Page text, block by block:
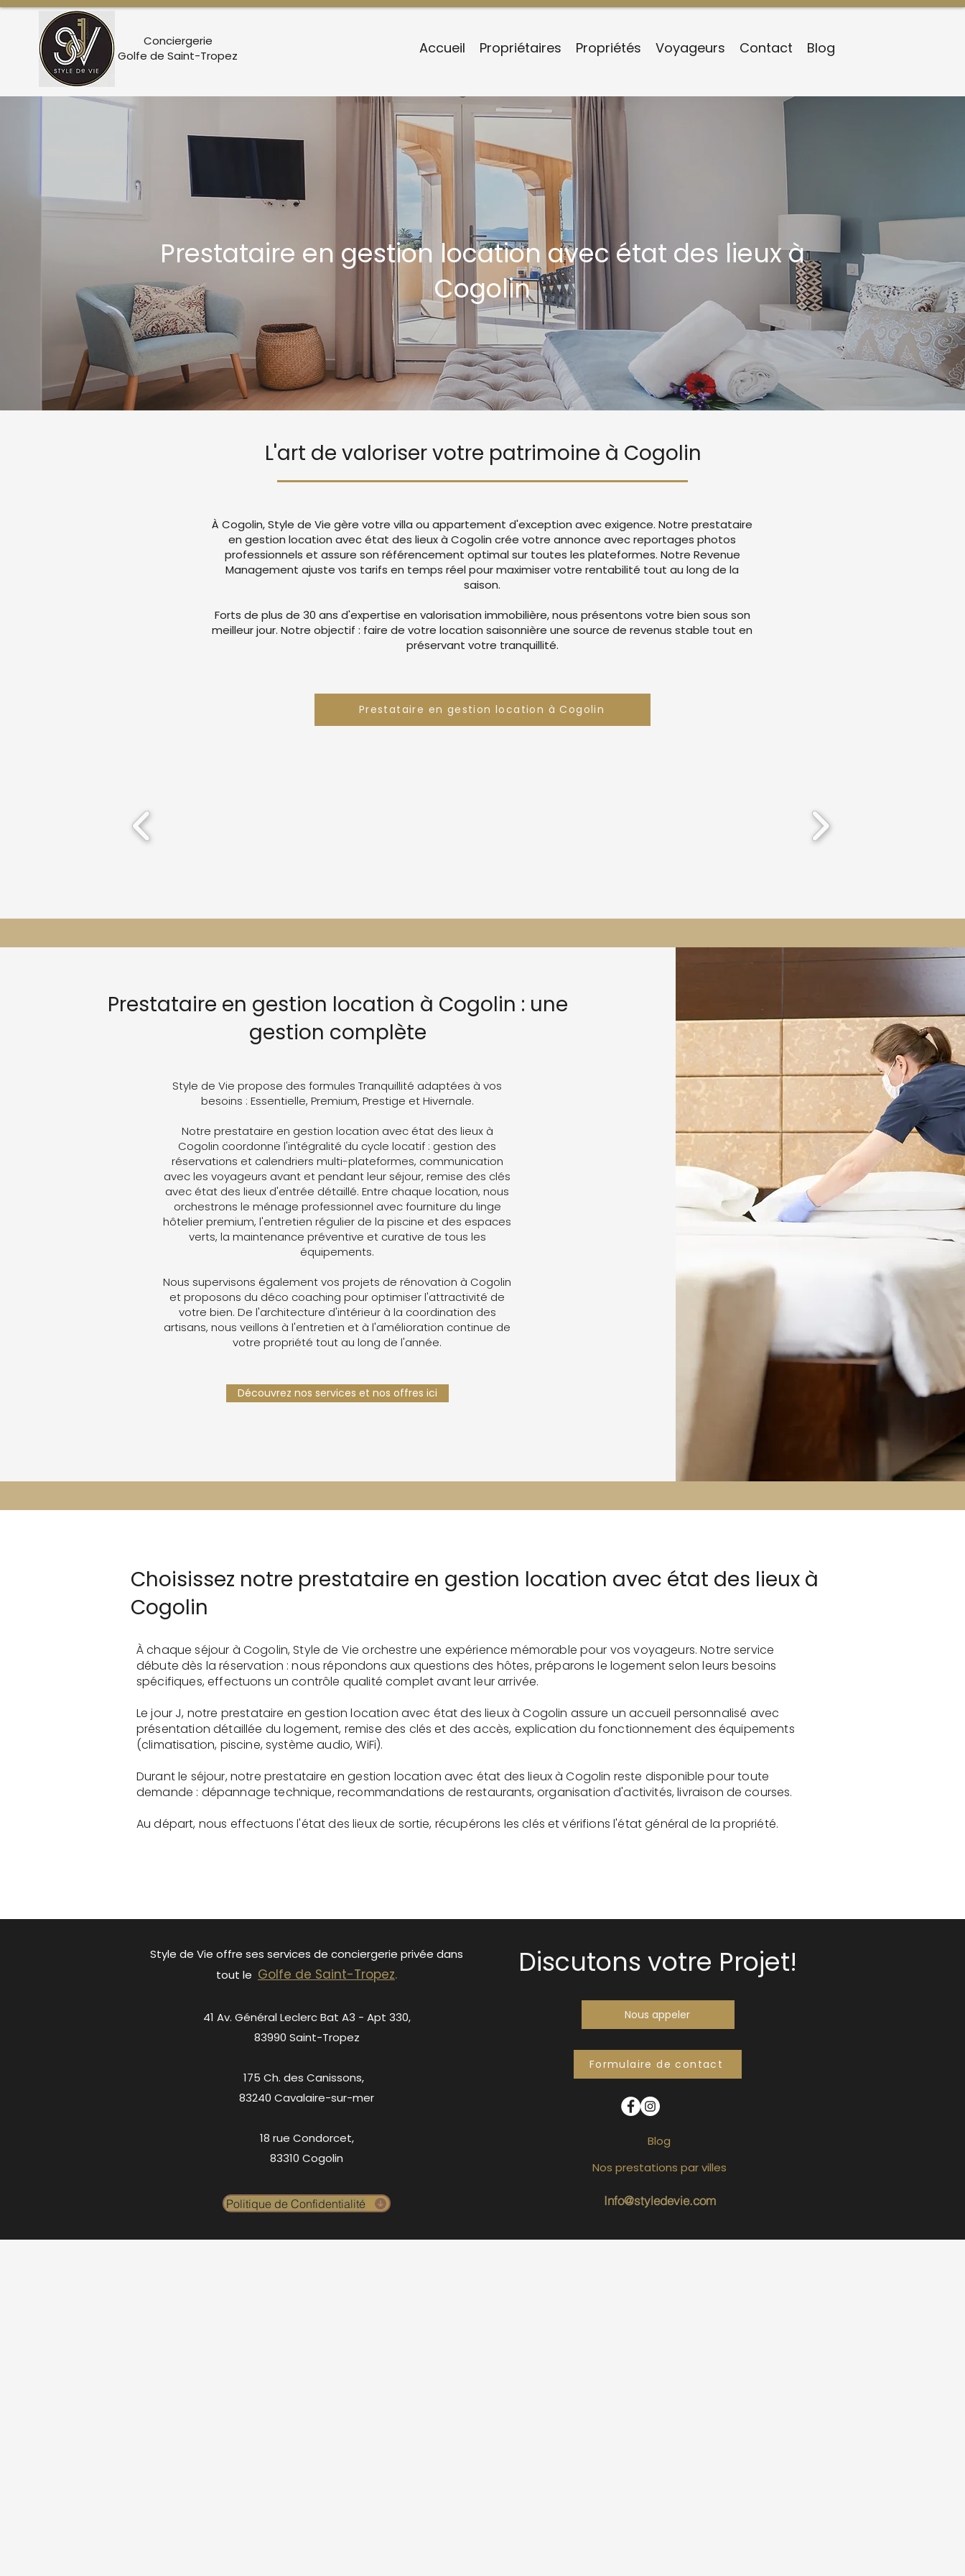
Conciergerie
Golfe de Saint-Tropez
Accueil Propriétaires Propriétés Voyageurs Contact Blog
Prestataire en gestion location avec état des lieux à
Cogolin
L'art de valoriser votre patrimoine à Cogolin
À Cogolin, Style de Vie gère votre villa ou appartement d'exception avec exigence. Notre prestataire
en gestion location avec état des lieux à Cogolin crée votre annonce avec reportages photos
professionnels et assure son référencement optimal sur toutes les plateformes. Notre Revenue
Management ajuste vos tarifs en temps réel pour maximiser votre rentabilité tout au long de la
saison.
Forts de plus de 30 ans d'expertise en valorisation immobilière, nous présentons votre bien sous son
meilleur jour. Notre objectif : faire de votre location saisonnière une source de revenus stable tout en
préservant votre tranquillité.
Prestataire en gestion location à Cogolin
Prestataire en gestion location à Cogolin : une
gestion complète
Style de Vie propose des formules Tranquillité adaptées à vos
besoins : Essentielle, Premium, Prestige et Hivernale.
Notre prestataire en gestion location avec état des lieux à
Cogolin coordonne l'intégralité du cycle locatif : gestion des
réservations et calendriers multi-plateformes, communication
avec les voyageurs avant et pendant leur séjour, remise des clés
avec état des lieux d'entrée détaillé. Entre chaque location, nous
orchestrons le ménage professionnel avec fourniture du linge
hôtelier premium, l'entretien régulier de la piscine et des espaces
verts, la maintenance préventive et curative de tous les
équipements.
Nous supervisons également vos projets de rénovation à Cogolin
et proposons du déco coaching pour optimiser l'attractivité de
votre bien. De l'architecture d'intérieur à la coordination des
artisans, nous veillons à l'entretien et à l'amélioration continue de
votre propriété tout au long de l'année.
Découvrez nos services et nos offres ici
Choisissez notre prestataire en gestion location avec état des lieux à
Cogolin
À chaque séjour à Cogolin, Style de Vie orchestre une expérience mémorable pour vos voyageurs. Notre service
débute dès la réservation : nous répondons aux questions des hôtes, préparons le logement selon leurs besoins
spécifiques, effectuons un contrôle qualité complet avant leur arrivée.
Le jour J, notre prestataire en gestion location avec état des lieux à Cogolin assure un accueil personnalisé avec
présentation détaillée du logement, remise des clés et des accès, explication du fonctionnement des équipements
(climatisation, piscine, système audio, WiFi).
Durant le séjour, notre prestataire en gestion location avec état des lieux à Cogolin reste disponible pour toute
demande : dépannage technique, recommandations de restaurants, organisation d'activités, livraison de courses.
Au départ, nous effectuons l'état des lieux de sortie, récupérons les clés et vérifions l'état général de la propriété.
Style de Vie offre ses services de conciergerie privée dans
tout le Golfe de Saint-Tropez.
41 Av. Général Leclerc Bat A3 - Apt 330,
83990 Saint-Tropez
175 Ch. des Canissons,
83240 Cavalaire-sur-mer
18 rue Condorcet,
83310 Cogolin
Politique de Confidentialité
Discutons votre Projet!
Nous appeler
Formulaire de contact
Blog
Info@styledevie.com
Nos prestations par villes